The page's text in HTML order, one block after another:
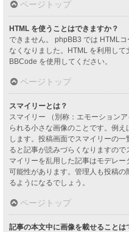
ページトップ
HTML を使うことはできますか？
できません。 phpBB3 では HTML
なくなりました。HTML を利用し
BBCode を使用してください。
ページトップ
スマイリーとは？
スマイリー （別称：エモーション
られる小さな画像のことです。例
します。投稿画面でスマイリーの
ると記事が読みづらくなりますの
マイリーを乱用した記事はモデレ
可能性があります。管理人も投稿
るようになるでしょう。
ページトップ
記事の本文中に画像を載せることは